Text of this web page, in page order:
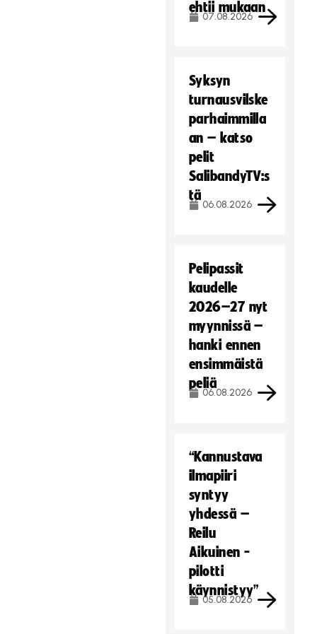
ehtii mukaan
07.08.2026
Syksyn
turnausvilske
parhaimmilla
an – katso
pelit
SalibandyTV:s
tä
06.08.2026
Pelipassit
kaudelle
2026–27 nyt
myynnissä –
hanki ennen
ensimmäistä
peliä
06.08.2026
“Kannustava
ilmapiiri
syntyy
yhdessä –
Reilu
Aikuinen -
pilotti
käynnistyy”
05.08.2026